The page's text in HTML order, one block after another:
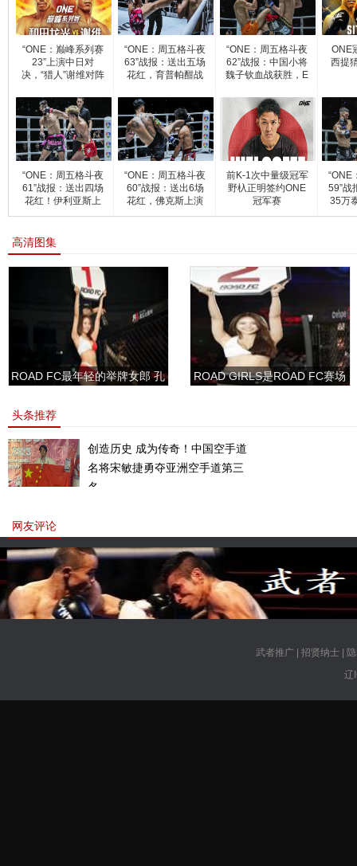
“ONE：巅峰系列赛
23”上演中日对
决，“猎人”谢维对阵
“ONE：周五格斗夜
63”战报：送出五场
花红，育普帕酣战
“ONE：周五格斗夜
62”战报：中国小将
魏子钦血战获胜，E
ONE
西提
“ONE：周五格斗夜
61”战报：送出四场
花红！伊利亚斯上
演
“ONE：周五格斗夜
60”战报：送出6场
花红，佛克斯上演
爆肝
前K-1次中量级冠军
野杁正明签约ONE
冠军赛
“ONE
59”战
35万
高清图集
ROAD FC最年轻的举牌女郎 孔
ROAD GIRLS是ROAD FC赛场
头条推荐
创造历史 成为传奇！中国空手道
名将宋敏捷勇夺亚洲空手道第三
名。
网友评论
武者推广| 招贤纳士|
辽